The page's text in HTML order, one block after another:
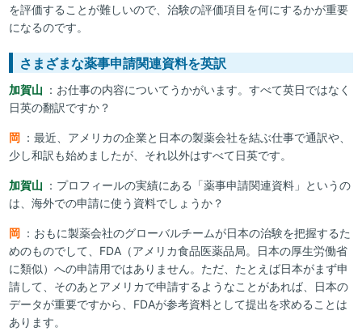
を評価することが難しいので、治験の評価項目を何にするかが重要
になるのです。
さまざまな薬事申請関連資料を英訳
加賀山 ：お仕事の内容についてうかがいます。すべて英日ではなく
日英の翻訳ですか？
岡 ：最近、アメリカの企業と日本の製薬会社を結ぶ仕事で通訳や、
少し和訳も始めましたが、それ以外はすべて日英です。
加賀山 ：プロフィールの実績にある「薬事申請関連資料」というの
は、海外での申請に使う資料でしょうか？
岡 ：おもに製薬会社のグローバルチームが日本の治験を把握するた
めのものでして、FDA（アメリカ食品医薬品局。日本の厚生労働省
に類似）への申請用ではありません。ただ、たとえば日本がまず申
請して、そのあとアメリカで申請するようなことがあれば、日本の
データが重要ですから、FDAが参考資料として提出を求めることは
あります。